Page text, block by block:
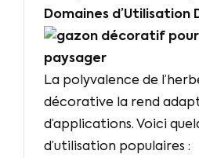
Domaines d’Utilisation
La polyvalence de
décorative la rend
d’applications. Voici
d’utilisation populaires :